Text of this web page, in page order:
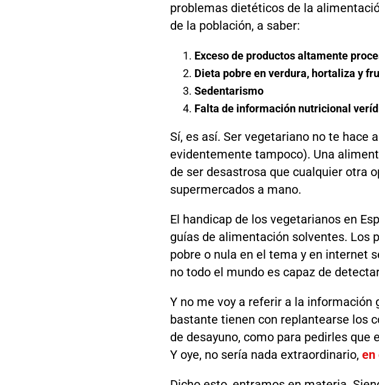
problemas dietéticos de la
de la población, a saber:
Exceso de productos altamente
Dieta pobre en verdura, hortaliza y
Sedentarismo
Falta de información nutricional
Sí, es así. Ser vegetariano no te hace
evidentemente tampoco). Una
de ser desastrosa que cualquier otra
supermercados a mano.
El handicap de los vegetarianos en
guías de alimentación solventes. Los
pobre o nula en el tema y en internet
no todo el mundo es capaz de
Y no me voy a referir a la
bastante tienen con replantearse los
de desayuno, como para pedirles
Y oye, no sería nada extraordinario, en